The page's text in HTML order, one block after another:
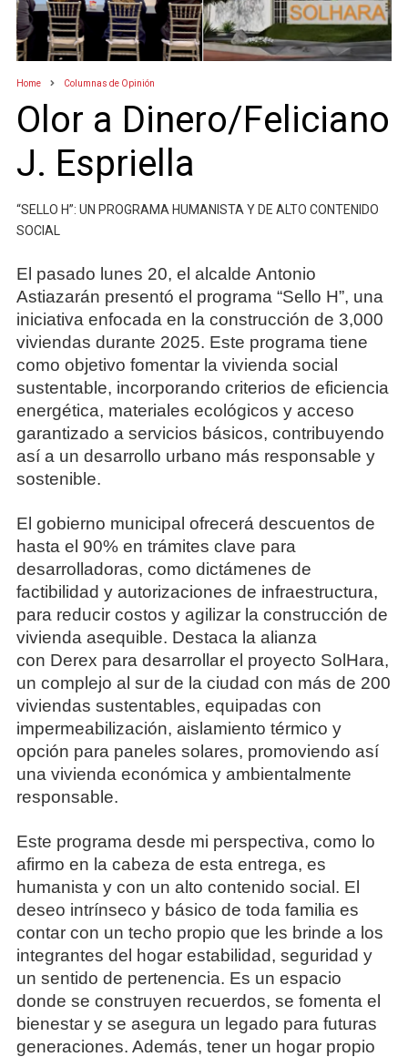
Home Columnas de Opinión
Olor a Dinero/Feliciano
J. Espriella
“SELLO H”: UN PROGRAMA HUMANISTA Y DE ALTO CONTENIDO
SOCIAL
El pasado lunes 20, el alcalde Antonio
Astiazarán presentó el programa “Sello H”, una
iniciativa enfocada en la construcción de 3,000
viviendas durante 2025. Este programa tiene
como objetivo fomentar la vivienda social
sustentable, incorporando criterios de eficiencia
energética, materiales ecológicos y acceso
garantizado a servicios básicos, contribuyendo
así a un desarrollo urbano más responsable y
sostenible.
El gobierno municipal ofrecerá descuentos de
hasta el 90% en trámites clave para
desarrolladoras, como dictámenes de
factibilidad y autorizaciones de infraestructura,
para reducir costos y agilizar la construcción de
vivienda asequible. Destaca la alianza
con Derex para desarrollar el proyecto SolHara,
un complejo al sur de la ciudad con más de 200
viviendas sustentables, equipadas con
impermeabilización, aislamiento térmico y
opción para paneles solares, promoviendo así
una vivienda económica y ambientalmente
responsable.
Este programa desde mi perspectiva, como lo
afirmo en la cabeza de esta entrega, es
humanista y con un alto contenido social. El
deseo intrínseco y básico de toda familia es
contar con un techo propio que les brinde a los
integrantes del hogar estabilidad, seguridad y
un sentido de pertenencia. Es un espacio
donde se construyen recuerdos, se fomenta el
bienestar y se asegura un legado para futuras
generaciones. Además, tener un hogar propio